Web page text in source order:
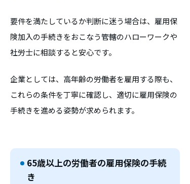
要件を満たしているか判断に迷う場合は、雇用保
険加入の手続きをおこなう管轄のハローワークや
社労士に相談すると安心です。
企業としては、高年齢の労働者を雇用する際も、
これらの条件を丁寧に確認し、適切に雇用保険の
手続きを進める姿勢が求められます。
65歳以上の労働者の雇用保険の手続
き